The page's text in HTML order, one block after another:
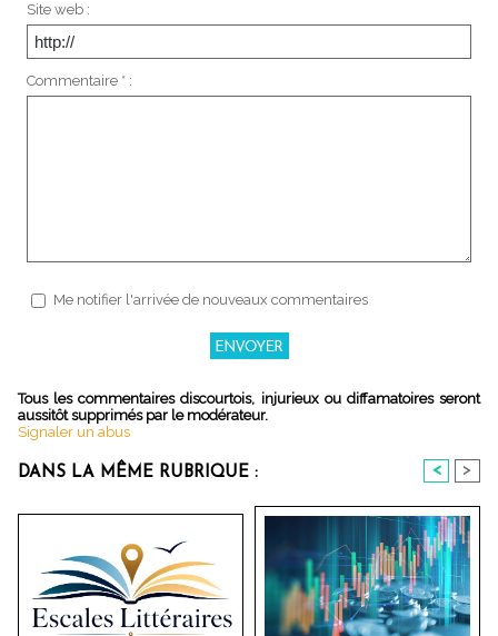
Site web :
Commentaire * :
Me notifier l'arrivée de nouveaux commentaires
Tous les commentaires discourtois, injurieux ou diffamatoires seront
aussitôt supprimés par le modérateur.
Signaler un abus
DANS LA MÊME RUBRIQUE : < >